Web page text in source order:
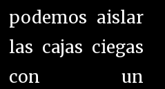
podemos aislar
las cajas ciegas
con un